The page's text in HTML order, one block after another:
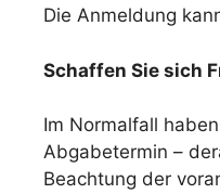
Die Anmeldung
Schaffen Sie sich
Im Normalfall
Abgabetermin –
Beachtung der